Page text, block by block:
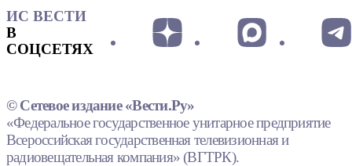
ИС ВЕСТИ
В
СОЦСЕТЯХ
© Сетевое издание «Вести.Ру»
«Федеральное государственное унитарное предприятие
Всероссийская государственная телевизионная и
радиовещательная компания» (ВГТРК).